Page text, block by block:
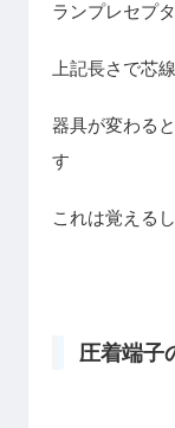
ランプレセプ
上記長さで芯
器具が変わる
す
これは覚える
圧着端子